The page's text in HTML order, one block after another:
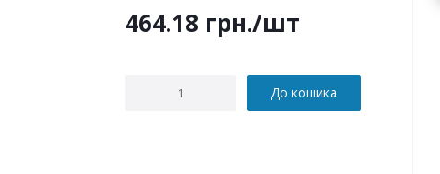
464.18 грн./шт
До кошика